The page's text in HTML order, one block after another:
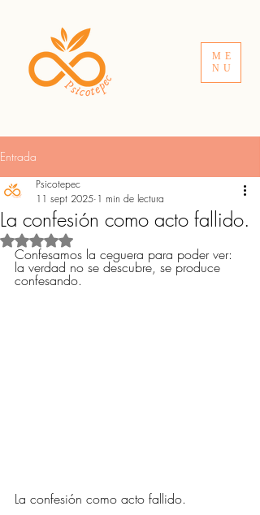
ME
NU
Entrada
La confesión como acto fallido.
Psicotepec
11 sept 2025 1 min de lectura
Obtuvo NaN de 5 estrellas.
Confesamos la ceguera para poder ver:
la verdad no se descubre, se produce
confesando.
La confesión como acto fallido.